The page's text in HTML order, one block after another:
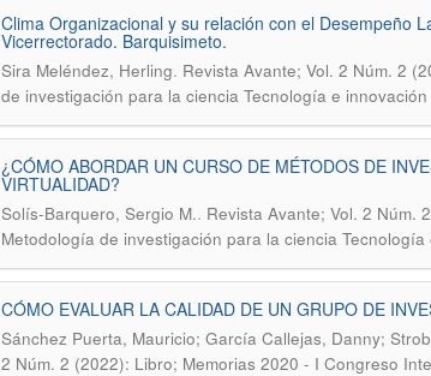
Clima Organizacional y su relación con el Desempeño
Vicerrectorado. Barquisimeto.
Sira Meléndez, Herling. Revista Avante; Vol. 2 Núm. 2
de investigación para la ciencia Tecnología e innovación
¿CÓMO ABORDAR UN CURSO DE MÉTODOS DE
VIRTUALIDAD?
Solís-Barquero, Sergio M.. Revista Avante; Vol. 2 Núm.
Metodología de investigación para la ciencia Tecnología
CÓMO EVALUAR LA CALIDAD DE UN GRUPO DE
Sánchez Puerta, Mauricio; García Callejas, Danny;
2 Núm. 2 (2022): Libro; Memorias 2020 - I Congreso